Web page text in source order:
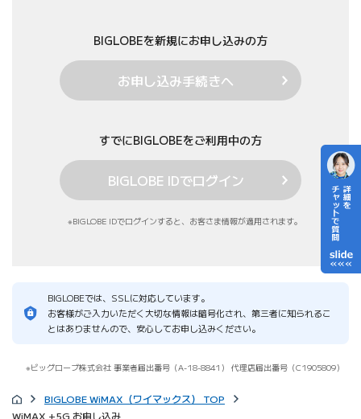
BIGLOBEを新規にお申し込みの方
お申し込み手続きへ
すでにBIGLOBEをご利用中の方
BIGLOBE IDでログイン
BIGLOBE IDでログインすると、お客さま情報が適用されます。
BIGLOBEでは、SSLに対応しています。
お客様がご入力いただく大切な情報は暗号化され、第三者に知られるこ
とはありませんので、安心してお申し込みください。
ビッグローブ株式会社 事業者届出番号（A-18-8841） 代理店届出番号（C1905809）
BIGLOBE WiMAX（ワイマックス） TOP
WiMAX +5G お申し込み